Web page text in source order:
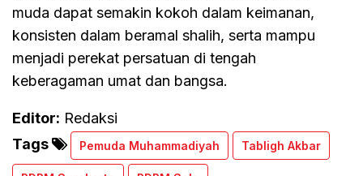
muda dapat semakin kokoh dalam keimanan,
konsisten dalam beramal shalih, serta mampu
menjadi perekat persatuan di tengah
keberagaman umat dan bangsa.
Editor: Redaksi
Tags
Pemuda Muhammadiyah Tabligh Akbar